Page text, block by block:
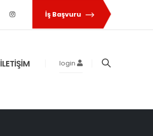
İş Başvuru
İLETİŞİM login